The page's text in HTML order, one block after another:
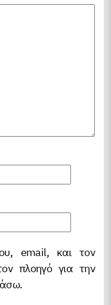
email, και τον
πλοηγό για την